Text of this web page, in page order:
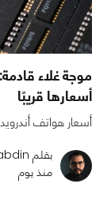
أسعارها قريبًا
أسعار هواتف
بقلم ali_abdin
منذ يوم